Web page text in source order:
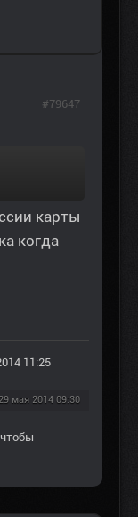
карты
когда
11:25
29 мая 2014 09:30
#79647